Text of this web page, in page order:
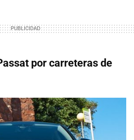
por carreteras de